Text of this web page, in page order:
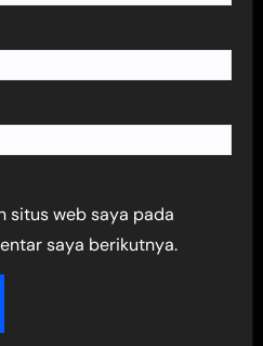
situs web saya pada
saya berikutnya.